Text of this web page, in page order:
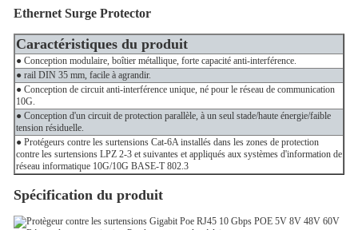
Ethernet Surge Protector
Caractéristiques du produit
● Conception modulaire, boîtier métallique, forte capacité anti-interférence.
● rail DIN 35 mm, facile à agrandir.
● Conception de circuit anti-interférence unique, né pour le réseau de communication
10G.
● Conception d'un circuit de protection parallèle, à un seul stade/haute énergie/faible
tension résiduelle.
● Protégeurs contre les surtensions Cat-6A installés dans les zones de protection
contre les surtensions LPZ 2-3 et suivantes et appliqués aux systèmes d'information de
réseau informatique 10G/10G BASE-T 802.3
Spécification du produit